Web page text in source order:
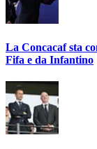
La Concacaf sta
Fifa e da Infantino